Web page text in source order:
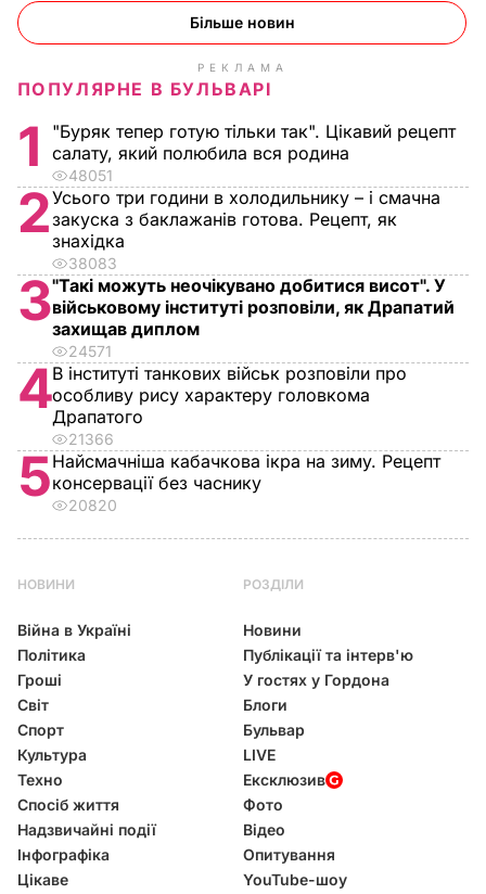
Більше новин
РЕКЛАМА
ПОПУЛЯРНЕ В БУЛЬВАРІ
1
"Буряк тепер готую тільки так". Цікавий рецепт
салату, який полюбила вся родина
48051
2Усього три години в холодильнику – і смачна
закуска з баклажанів готова. Рецепт, як
знахідка
38083
3"Такі можуть неочікувано добитися висот". У
військовому інституті розповіли, як Драпатий
захищав диплом
24571
4В інституті танкових військ розповіли про
особливу рису характеру головкома
Драпатого
21366
5Найсмачніша кабачкова ікра на зиму. Рецепт
консервації без часнику
20820
НОВИНИ
Війна в Україні
Політика
Гроші
Світ
Спорт
Культура
Техно
Спосіб життя
Надзвичайні події
Інфографіка
Цікаве
РОЗДІЛИ
Новини
Публікації та інтерв'ю
У гостях у Гордона
Блоги
Бульвар
LIVE
Ексклюзив
Фото
Відео
Опитування
YouTube-шоу